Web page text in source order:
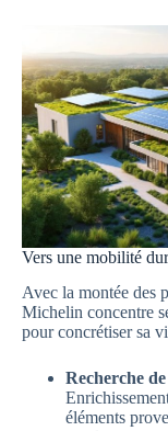
Vers une mobilité
Avec la montée des
Michelin concentre
pour concrétiser sa
Recherche
éléments